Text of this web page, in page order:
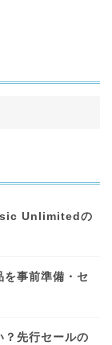
Unlimitedの
事前準備・セ
先行セールの